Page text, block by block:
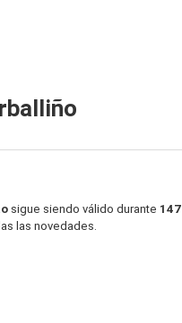
sigue siendo válido durante 147
las novedades.